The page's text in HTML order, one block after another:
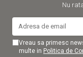
Nu
Vreau sa primesc
multe in Politica de